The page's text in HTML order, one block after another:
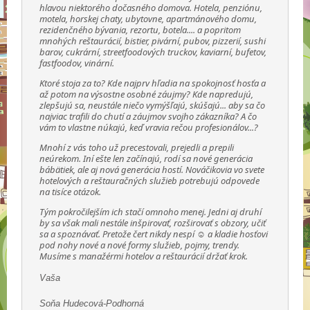
hlavou niektorého dočasného domova. Hotela, penziónu,
motela, horskej chaty, ubytovne, apartmánového domu,
rezidenčného bývania, rezortu, botela.... a popritom
mnohých reštaurácií, bistier, pivární, pubov, pizzerií, sushi
barov, cukrární, streetfoodových truckov, kaviarní, bufetov,
fastfoodov, vinární.
Ktoré stoja za to? Kde najprv hľadia na spokojnosť hosťa a
až potom na výsostne osobné záujmy? Kde napredujú,
zlepšujú sa, neustále niečo vymýšľajú, skúšajú... aby sa čo
najviac trafili do chutí a záujmov svojho zákazníka? A čo
vám to vlastne núkajú, keď vravia rečou profesionálov...?
Mnohí z vás toho už precestovali, prejedli a prepili
neúrekom. Iní ešte len začínajú, rodí sa nové generácia
bábätiek, ale aj nová generácia hostí. Nováčikovia vo svete
hotelových a reštauračných služieb potrebujú odpovede
na tisíce otázok.
Tým pokročilejším ich stačí omnoho menej. Jedni aj druhí
by sa však mali nestále inšpirovať, rozširovať s obzory, učiť
sa a spoznávať. Pretože čert nikdy nespí ☺ a kladie hosťovi
pod nohy nové a nové formy služieb, pojmy, trendy.
Musíme s manažérmi hotelov a reštaurácií držať krok.
Vaša
Soňa Hudecová-Podhorná